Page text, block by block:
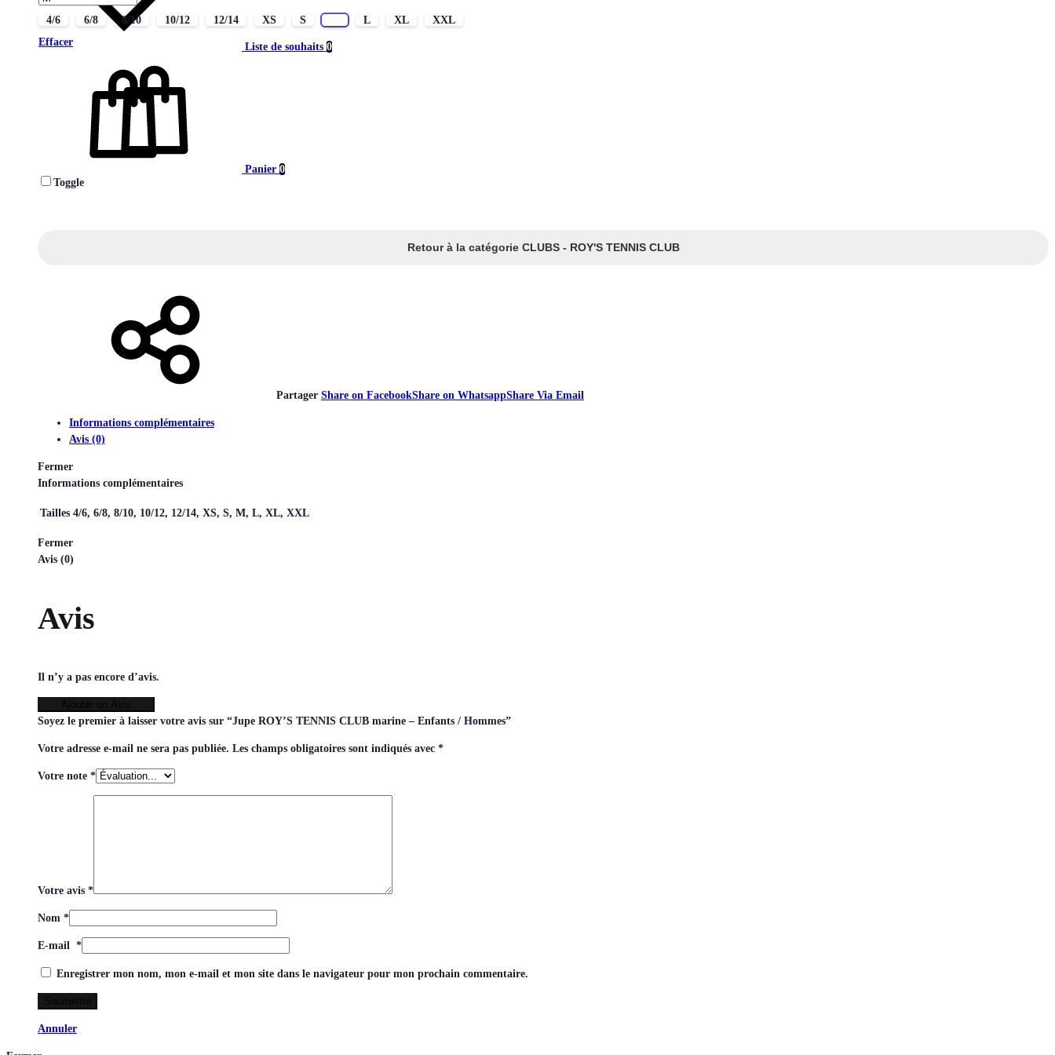
Liste de souhaits 0
Panier 0
4/6 6/8 8/10 10/12 12/14 XS S L XL
XXL
Effacer
Toggle
Retour à la catégorie CLUBS - ROY'S TENNIS CLUB
Partager Share on FacebookShare on WhatsappShare Via Email
Informations complémentaires
Avis (0)
Fermer
Informations complémentaires
Tailles 4/6, 6/8, 8/10, 10/12, 12/14, XS, S, M, L, XL, XXL
Fermer
Avis (0)
Avis
Il n’y a pas encore d’avis.
Soyez le premier à laisser votre avis sur “Jupe ROY’S TENNIS CLUB marine – Enfants / Hommes”
Votre adresse e-mail ne sera pas publiée. Les champs obligatoires sont indiqués avec *
Votre note *
Votre avis *
Nom *
E-mail *
Enregistrer mon nom, mon e-mail et mon site dans le navigateur pour mon prochain commentaire.
Annuler